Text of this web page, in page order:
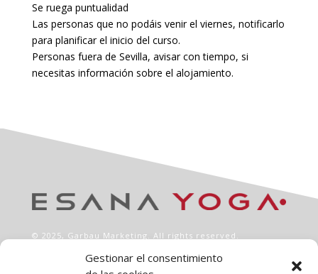
Gestionar el consentimiento
Se ruega puntualidad
Las personas que no podáis venir el viernes, notificarlo
para planificar el inicio del curso.
Personas fuera de Sevilla, avisar con tiempo, si
necesitas información sobre el alojamiento.
© 2025, Garbau Marketing. All rights reserved.